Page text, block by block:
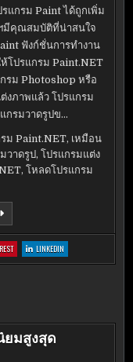
รแกรม Paint ได้ถูกเพิ่ม
มีคุณสมบัติที่น่าสนใจ
ฟังก์ชั่นการทำงาน
โปรแกรม Paint.NET
รม Photoshop หรือ
งภาพแล้ว โปรแกรม
กรมวาดรูปข…
ม Paint.NET, เหมือน
วาดรูป , โปรแกรมแต่ง
, โหลดโปรแกรม
PAINT.NET
:
PAINT.NET
4.0.5
LINKEDIN:
PAINT.NET
4.0.5
ยมสูงสุด